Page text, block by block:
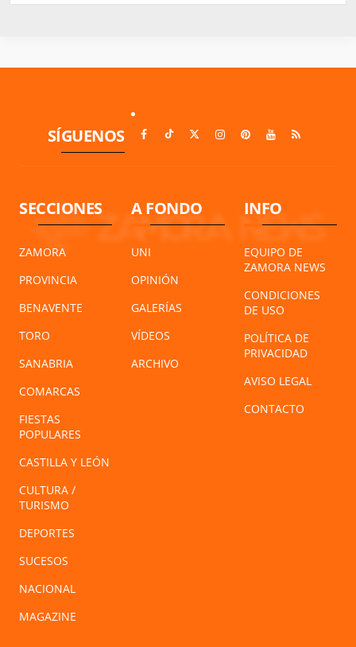
SÍGUENOS
SECCIONES
ZAMORA
PROVINCIA
BENAVENTE
TORO
SANABRIA
COMARCAS
FIESTAS
POPULARES
CASTILLA Y LEÓN
CULTURA /
TURISMO
DEPORTES
SUCESOS
NACIONAL
MAGAZINE
A FONDO
UNI
OPINIÓN
GALERÍAS
VÍDEOS
ARCHIVO
INFO
EQUIPO DE
ZAMORA NEWS
CONDICIONES
DE USO
POLÍTICA DE
PRIVACIDAD
AVISO LEGAL
CONTACTO